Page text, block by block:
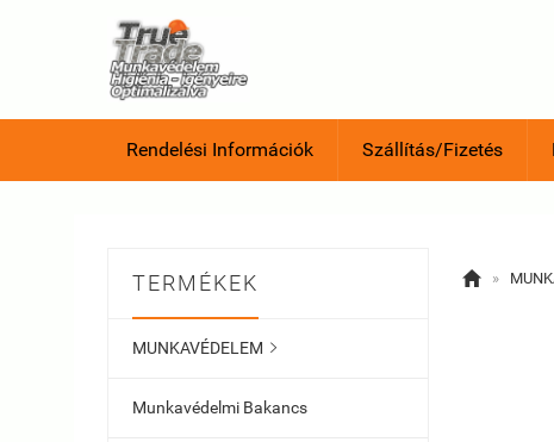
Rendelési Információk Szállítás/Fizetés
TERMÉKEK
MUNKAVÉDELEM 
Munkavédelmi Bakancs
 »